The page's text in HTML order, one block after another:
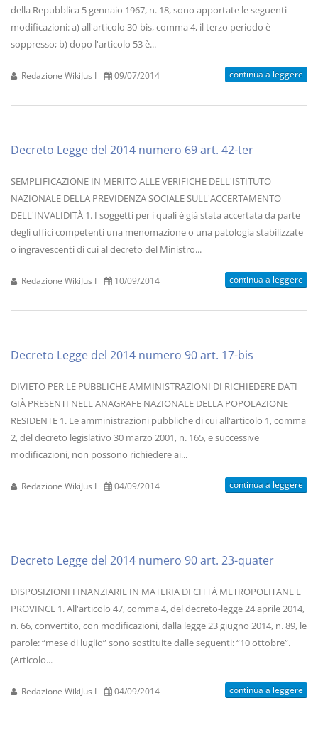
della Repubblica 5 gennaio 1967, n. 18, sono apportate le seguenti
modificazioni: a) all'articolo 30-bis, comma 4, il terzo periodo è
soppresso; b) dopo l'articolo 53 è...
Redazione WikiJus I 09/07/2014 continua a leggere
Decreto Legge del 2014 numero 69 art. 42-ter
SEMPLIFICAZIONE IN MERITO ALLE VERIFICHE DELL'ISTITUTO
NAZIONALE DELLA PREVIDENZA SOCIALE SULL'ACCERTAMENTO
DELL'INVALIDITÀ 1. I soggetti per i quali è già stata accertata da parte
degli uffici competenti una menomazione o una patologia stabilizzate
o ingravescenti di cui al decreto del Ministro...
Redazione WikiJus I 10/09/2014 continua a leggere
Decreto Legge del 2014 numero 90 art. 17-bis
DIVIETO PER LE PUBBLICHE AMMINISTRAZIONI DI RICHIEDERE DATI
GIÀ PRESENTI NELL'ANAGRAFE NAZIONALE DELLA POPOLAZIONE
RESIDENTE 1. Le amministrazioni pubbliche di cui all'articolo 1, comma
2, del decreto legislativo 30 marzo 2001, n. 165, e successive
modificazioni, non possono richiedere ai...
Redazione WikiJus I 04/09/2014 continua a leggere
Decreto Legge del 2014 numero 90 art. 23-quater
DISPOSIZIONI FINANZIARIE IN MATERIA DI CITTÀ METROPOLITANE E
PROVINCE 1. All'articolo 47, comma 4, del decreto-legge 24 aprile 2014,
n. 66, convertito, con modificazioni, dalla legge 23 giugno 2014, n. 89, le
parole: “mese di luglio” sono sostituite dalle seguenti: “10 ottobre”.
(Articolo...
Redazione WikiJus I 04/09/2014 continua a leggere